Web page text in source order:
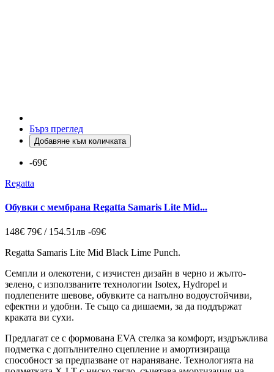
Бърз преглед
Добавяне към количката
-69€
Regatta
Обувки с мембрана Regatta Samaris Lite Mid...
148€ 79€ / 154.51лв -69€
Regatta Samaris Lite Mid Black Lime Punch.
Семпли и олекотени, с изчистен дизайн в черно и жълто-
зелено, с използваните технологии Isotex, Hydropel и
подлепените шевове, обувките са напълно водоустойчиви,
ефектни и удобни. Те също са дишаеми, за да поддържат
краката ви сухи.
Предлагат се с формована EVA стелка за комфорт, издръжлива
подметка с допълнително сцепление и амортизираща
способност за предпазване от нараняване. Технологията на